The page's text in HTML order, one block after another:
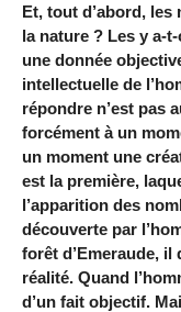
Et, tout d’abord,
la nature ? Les y a-
une donnée
intellectuelle de
répondre n’est pas
forcément à un
un moment une
est la première,
l’apparition des
découverte par
forêt d’Emeraude,
réalité. Quand
d’un fait objectif.